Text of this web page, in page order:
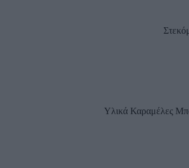
Υλικά Καραμέλες